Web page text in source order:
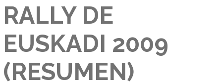
RALLY DE
EUSKADI 2009
(RESUMEN)